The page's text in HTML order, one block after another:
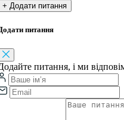
+ Додати питання
питання
питання, і ми